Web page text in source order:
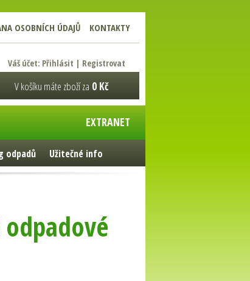
OSOBNÍCH ÚDAJŮ KONTAKTY
Váš účet: Přihlásit | Registrovat
V košíku máte zboží za 0 Kč
EXTRANET
odpadů Užitečné info